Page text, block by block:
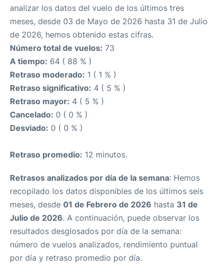
analizar los datos del vuelo de los últimos tres
meses, desde 03 de Mayo de 2026 hasta 31 de Julio
de 2026, hemos obtenido estas cifras.
Número total de vuelos: 73
A tiempo: 64 ( 88 % )
Retraso moderado: 1 ( 1 % )
Retraso significativo: 4 ( 5 % )
Retraso mayor: 4 ( 5 % )
Cancelado: 0 ( 0 % )
Desviado: 0 ( 0 % )
Retraso promedio: 12 minutos.
Retrasos analizados por día de la semana: Hemos
recopilado los datos disponibles de los últimos seis
meses, desde 01 de Febrero de 2026 hasta 31 de
Julio de 2026. A continuación, puede observar los
resultados desglosados por día de la semana:
número de vuelos analizados, rendimiento puntual
por día y retraso promedio por día.